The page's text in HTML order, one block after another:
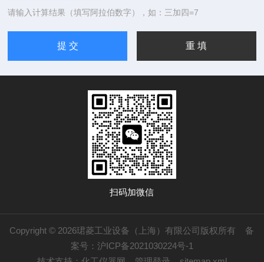
请输入计算结果（填写阿拉伯数字），如：三加四=7
扫码加微信
Copyright © 2026珺菱工业设备（上海）有限公司版权所有 备
案号：沪ICP备2021030224号-1